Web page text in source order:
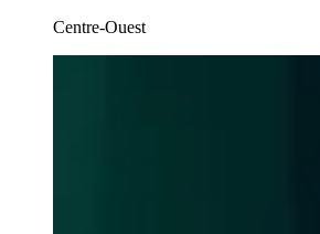
Centre-Ouest